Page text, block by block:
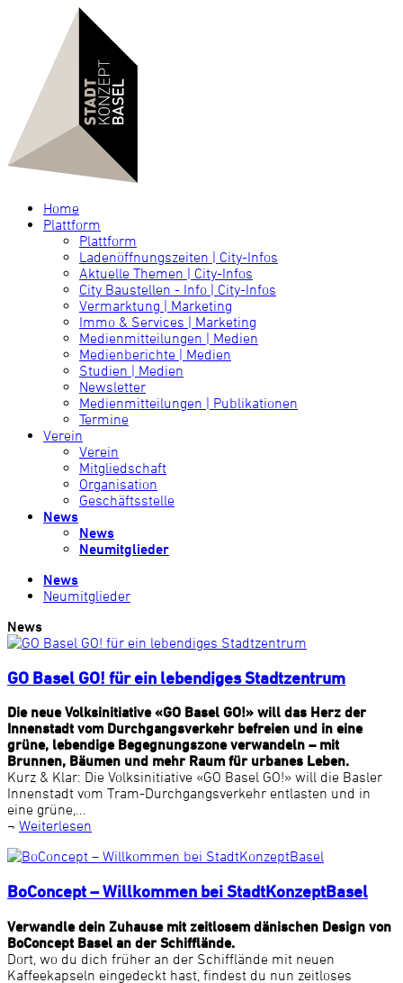
Home
Plattform
Plattform
Ladenöffnungszeiten | City-Infos
Aktuelle Themen | City-Infos
City Baustellen - Info | City-Infos
Vermarktung | Marketing
Immo & Services | Marketing
Medienmitteilungen | Medien
Medienberichte | Medien
Studien | Medien
Newsletter
Medienmitteilungen | Publikationen
Termine
Verein
Verein
Mitgliedschaft
Organisation
Geschäftsstelle
News
News
Neumitglieder
News
Neumitglieder
News
GO Basel GO! für ein lebendiges Stadtzentrum
Die neue Volksinitiative «GO Basel GO!» will das Herz der
Innenstadt vom Durchgangsverkehr befreien und in eine
grüne, lebendige Begegnungszone verwandeln – mit
Brunnen, Bäumen und mehr Raum für urbanes Leben.
Kurz & Klar: Die Volksinitiative «GO Basel GO!» will die Basler
Innenstadt vom Tram-Durchgangsverkehr entlasten und in
eine grüne,...
¬ Weiterlesen
BoConcept – Willkommen bei StadtKonzeptBasel
Verwandle dein Zuhause mit zeitlosem dänischen Design von
BoConcept Basel an der Schifflände.
Dort, wo du dich früher an der Schifflände mit neuen
Kaffeekapseln eingedeckt hast, findest du nun zeitloses